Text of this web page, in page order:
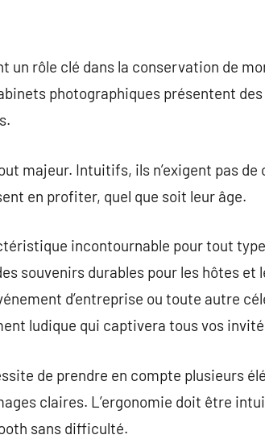
un rôle clé dans la conservation de
photographiques présentent
majeur. Intuitifs, ils n’exigent pas de
en profiter, quel que soit leur âge.
incontournable pour tout
souvenirs durables pour les hôtes et
d’entreprise ou toute autre
ludique qui captivera tous vos
de prendre en compte plusieurs
claires. L’ergonomie doit être
sans difficulté.